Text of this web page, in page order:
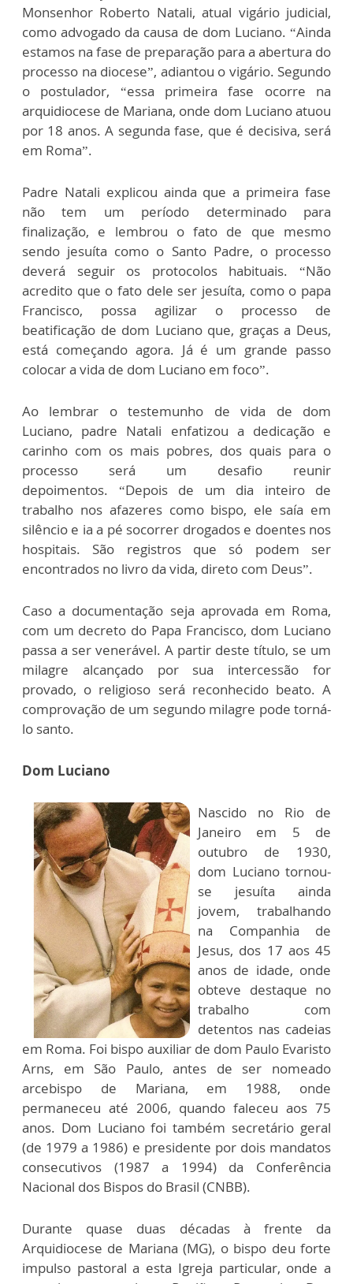
Monsenhor Roberto Natali, atual vigário judicial,
como advogado da causa de dom Luciano. “Ainda
estamos na fase de preparação para a abertura do
processo na diocese”, adiantou o vigário. Segundo
o postulador, “essa primeira fase ocorre na
arquidiocese de Mariana, onde dom Luciano atuou
por 18 anos. A segunda fase, que é decisiva, será
em Roma”.
Padre Natali explicou ainda que a primeira fase
não tem um período determinado para
finalização, e lembrou o fato de que mesmo
sendo jesuíta como o Santo Padre, o processo
deverá seguir os protocolos habituais. “Não
acredito que o fato dele ser jesuíta, como o papa
Francisco, possa agilizar o processo de
beatificação de dom Luciano que, graças a Deus,
está começando agora. Já é um grande passo
colocar a vida de dom Luciano em foco”.
Ao lembrar o testemunho de vida de dom
Luciano, padre Natali enfatizou a dedicação e
carinho com os mais pobres, dos quais para o
processo será um desafio reunir
depoimentos. “Depois de um dia inteiro de
trabalho nos afazeres como bispo, ele saía em
silêncio e ia a pé socorrer drogados e doentes nos
hospitais. São registros que só podem ser
encontrados no livro da vida, direto com Deus”.
Caso a documentação seja aprovada em Roma,
com um decreto do Papa Francisco, dom Luciano
passa a ser venerável. A partir deste título, se um
milagre alcançado por sua intercessão for
provado, o religioso será reconhecido beato. A
comprovação de um segundo milagre pode torná-
lo santo.
Dom Luciano
Nascido no Rio de
Janeiro em 5 de
outubro de 1930,
dom Luciano tornou-
se jesuíta ainda
jovem, trabalhando
na Companhia de
Jesus, dos 17 aos 45
anos de idade, onde
obteve destaque no
trabalho com
detentos nas cadeias
em Roma. Foi bispo auxiliar de dom Paulo Evaristo
Arns, em São Paulo, antes de ser nomeado
arcebispo de Mariana, em 1988, onde
permaneceu até 2006, quando faleceu aos 75
anos. Dom Luciano foi também secretário geral
(de 1979 a 1986) e presidente por dois mandatos
consecutivos (1987 a 1994) da Conferência
Nacional dos Bispos do Brasil (CNBB).
Durante quase duas décadas à frente da
Arquidiocese de Mariana (MG), o bispo deu forte
impulso pastoral a esta Igreja particular, onde a